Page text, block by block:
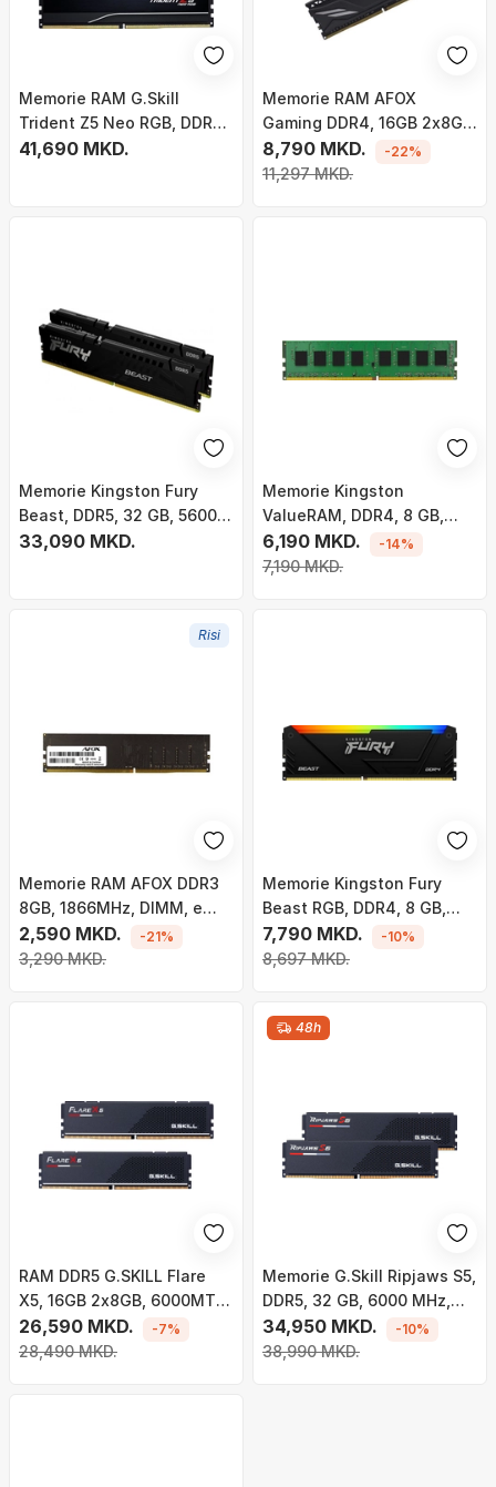
Memorie RAM G.Skill
Trident Z5 Neo RGB, DDR5,
32 GB, 6000MHz, CL30
41,690 MKD.
Memorie RAM AFOX
Gaming DDR4, 16GB 2x8GB,
3200MHz CL16, e zezë
8,790 MKD.
11,297 MKD.
-22%
Memorie Kingston Fury
Beast, DDR5, 32 GB, 5600
MHz, CL36,
33,090 MKD.
Memorie Kingston
ValueRAM, DDR4, 8 GB,
3200 MHz, CL22,
KVR32N22S6/8
6,190 MKD.
7,190 MKD.
-14%
Risi
Memorie RAM AFOX DDR3
8GB, 1866MHz, DIMM, e
gjelbër
2,590 MKD.
3,290 MKD.
-21%
Memorie Kingston Fury
Beast RGB, DDR4, 8 GB,
3200 MHz, CL16,
KF432C16BB2A/8
7,790 MKD.
8,697 MKD.
-10%
RAM DDR5 G.SKILL Flare
X5, 16GB 2x8GB, 6000MT/s
CL30, i zi
26,590 MKD.
28,490 MKD.
-7%
48h
Memorie G.Skill Ripjaws S5,
DDR5, 32 GB, 6000 MHz,
CL30, F5-
6000J3040F16GX2-RS5K
34,950 MKD.
38,990 MKD.
-10%